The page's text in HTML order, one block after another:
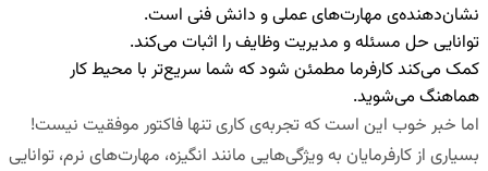
نشان‌دهنده‌ی مهارت‌های عملی و دانش فنی است.
توانایی حل مسئله و مدیریت وظایف را اثبات می‌کند.
کمک می‌کند کارفرما مطمئن شود که شما سریع‌تر با محیط کار
هماهنگ می‌شوید.
اما خبر خوب این است که تجربه‌ی کاری تنها فاکتور موفقیت نیست!
بسیاری از کارفرمایان به ویژگی‌هایی مانند انگیزه، مهارت‌های نرم، توانایی